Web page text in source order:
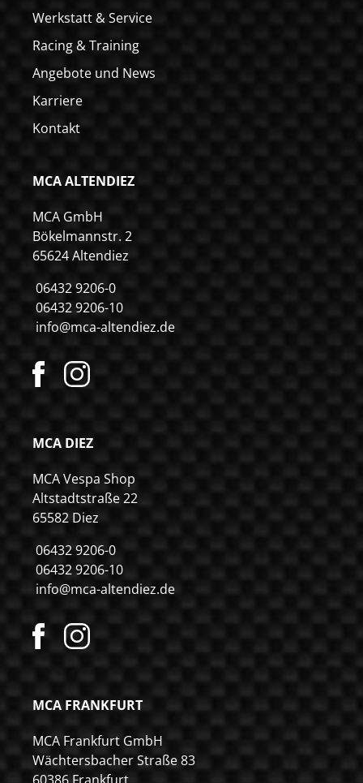
Werkstatt & Service
Racing & Training
Angebote und News
Karriere
Kontakt
MCA ALTENDIEZ
MCA GmbH
Bökelmannstr. 2
65624 Altendiez
06432 9206-0
06432 9206-10
info@mca-altendiez.de
MCA DIEZ
MCA Vespa Shop
Altstadtstraße 22
65582 Diez
06432 9206-0
06432 9206-10
info@mca-altendiez.de
MCA FRANKFURT
MCA Frankfurt GmbH
Wächtersbacher Straße 83